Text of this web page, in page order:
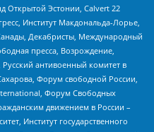
Открытой Эстонии, Calvert 22
Институт Макдональда-Лорье,
Декабристы, Международный
пресса, Возрождение,
антивоенный комитет в
Форум свободной России,
Форум Свободных
движением в России –
Институт государственного